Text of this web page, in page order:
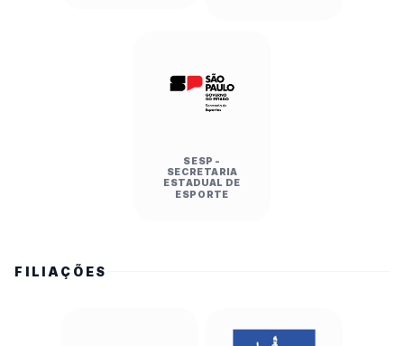
SESP -
SECRETARIA
ESTADUAL DE
ESPORTE
FILIAÇÕES